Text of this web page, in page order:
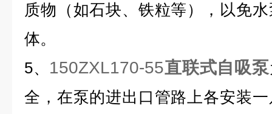
质物（如石块、铁粒等），以免
体。
5、 150ZXL170-55直联式自吸泵
全，在泵的进出口管路上各安装